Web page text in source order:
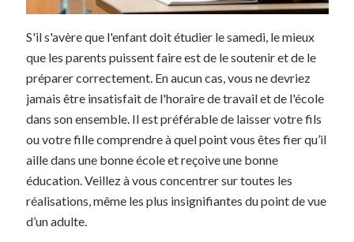
S'il s'avère que l'enfant doit étudier le samedi, le mieux
que les parents puissent faire est de le soutenir et de le
préparer correctement. En aucun cas, vous ne devriez
jamais être insatisfait de l'horaire de travail et de l'école
dans son ensemble. Il est préférable de laisser votre fils
ou votre fille comprendre à quel point vous êtes fier qu’il
aille dans une bonne école et reçoive une bonne
éducation. Veillez à vous concentrer sur toutes les
réalisations, même les plus insignifiantes du point de vue
d’un adulte.